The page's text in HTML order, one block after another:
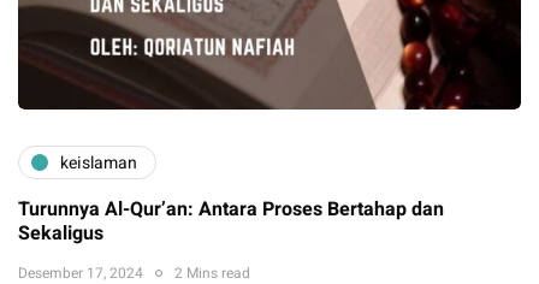
keislaman
Turunnya Al-Qur’an: Antara Proses Bertahap dan
Sekaligus
Desember 17, 2024 2 Mins read